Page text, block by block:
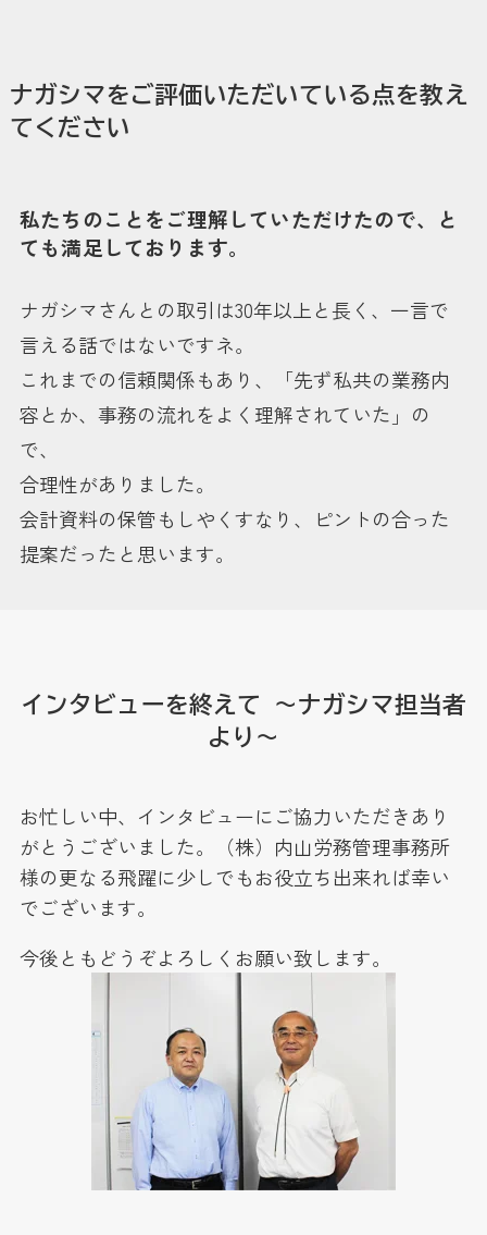
ナガシマをご評価いただいている点を教え
てください
私たちのことをご理解していただけたので、と
ても満足しております。
ナガシマさんとの取引は30年以上と長く、一言で
言える話ではないですネ。
これまでの信頼関係もあり、「先ず私共の業務内
容とか、事務の流れをよく理解されていた」の
で、
合理性がありました。
会計資料の保管もしやくすなり、ピントの合った
提案だったと思います。
インタビューを終えて ～ナガシマ担当者
より～
お忙しい中、インタビューにご協力いただきあり
がとうございました。（株）内山労務管理事務所
様の更なる飛躍に少しでもお役立ち出来れば幸い
でございます。
今後ともどうぞよろしくお願い致します。